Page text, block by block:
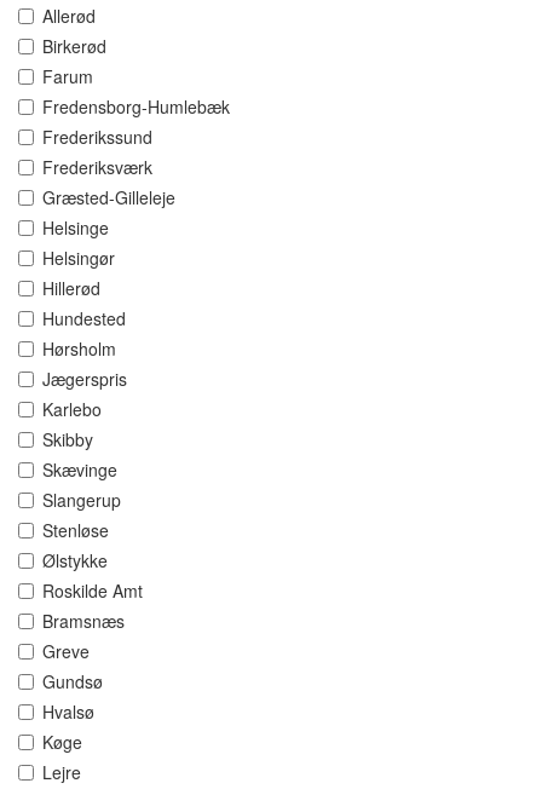
Allerød
Birkerød
Farum
Fredensborg-Humlebæk
Frederikssund
Frederiksværk
Græsted-Gilleleje
Helsinge
Helsingør
Hillerød
Hundested
Hørsholm
Jægerspris
Karlebo
Skibby
Skævinge
Slangerup
Stenløse
Ølstykke
Roskilde Amt
Bramsnæs
Greve
Gundsø
Hvalsø
Køge
Lejre